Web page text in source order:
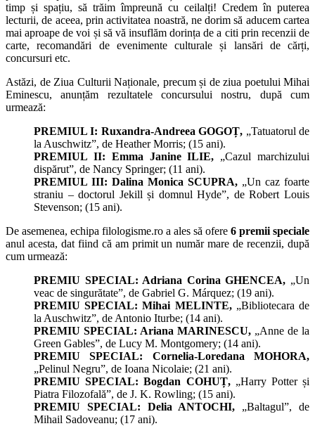
timp și spațiu, să trăim împreună cu ceilalți! Credem în puterea
lecturii, de aceea, prin activitatea noastră, ne dorim să aducem cartea
mai aproape de voi și să vă insuflăm dorința de a citi prin recenzii de
carte, recomandări de evenimente culturale și lansări de cărți,
concursuri etc.
Astăzi, de Ziua Culturii Naționale, precum și de ziua poetului Mihai
Eminescu, anunțăm rezultatele concursului nostru, după cum
urmează:
PREMIUL I: Ruxandra-Andreea GOGOȚ, „Tatuatorul de
la Auschwitz”, de Heather Morris; (15 ani).
PREMIUL II: Emma Janine ILIE, „Cazul marchizului
dispărut”, de Nancy Springer; (11 ani).
PREMIUL III: Dalina Monica SCUPRA, „Un caz foarte
straniu – doctorul Jekill și domnul Hyde”, de Robert Louis
Stevenson; (15 ani).
De asemenea, echipa filologisme.ro a ales să ofere 6 premii speciale
anul acesta, dat fiind că am primit un număr mare de recenzii, după
cum urmează:
PREMIU SPECIAL: Adriana Corina GHENCEA, „Un
veac de singurătate”, de Gabriel G. Márquez; (19 ani).
PREMIU SPECIAL: Mihai MELINTE, „Bibliotecara de
la Auschwitz”, de Antonio Iturbe; (14 ani).
PREMIU SPECIAL: Ariana MARINESCU, „Anne de la
Green Gables”, de Lucy M. Montgomery; (14 ani).
PREMIU SPECIAL: Cornelia-Loredana MOHORA,
„Pelinul Negru”, de Ioana Nicolaie; (21 ani).
PREMIU SPECIAL: Bogdan COHUȚ, „Harry Potter și
Piatra Filozofală”, de J. K. Rowling; (15 ani).
PREMIU SPECIAL: Delia ANTOCHI, „Baltagul”, de
Mihail Sadoveanu; (17 ani).